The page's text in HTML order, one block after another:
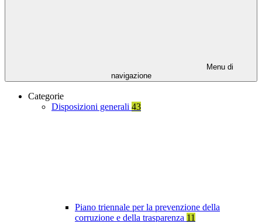
Menu di
navigazione
Categorie
Disposizioni generali 43
Piano triennale per la prevenzione della
corruzione e della trasparenza 11